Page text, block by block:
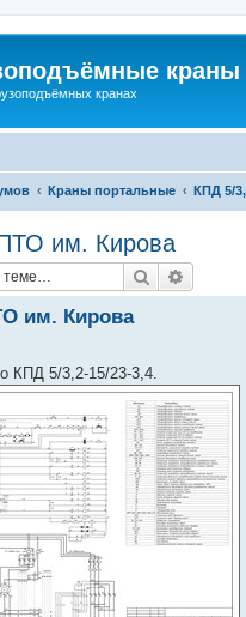
краны
кранах
Краны портальные КПД 5/
им. Кирова
Поиск
им. Кирова
КПД 5/3,2-15/23-3,4.